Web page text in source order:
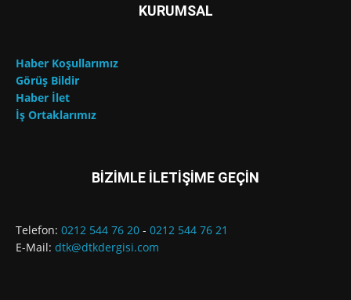
KURUMSAL
Haber Koşullarımız
Görüş Bildir
Haber İlet
İş Ortaklarımız
BİZİMLE İLETİŞİME GEÇİN
Telefon: 0212 544 76 20 - 0212 544 76 21
E-Mail: dtk@dtkdergisi.com